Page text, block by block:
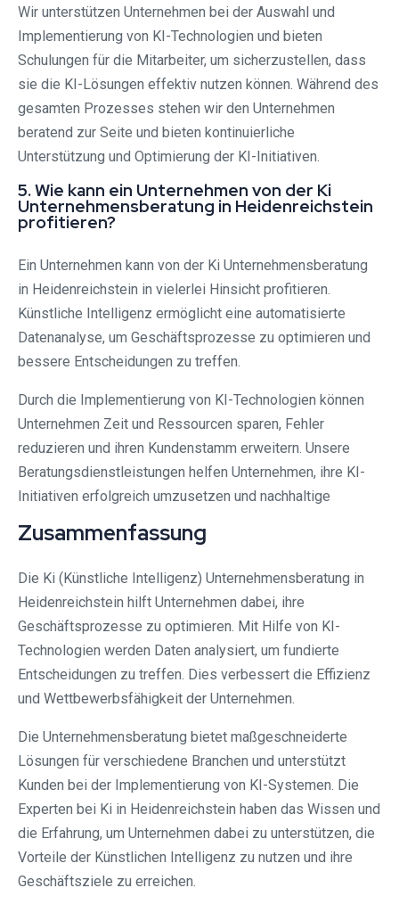
Wir unterstützen Unternehmen bei der Auswahl und
Implementierung von KI-Technologien und bieten
Schulungen für die Mitarbeiter, um sicherzustellen, dass
sie die KI-Lösungen effektiv nutzen können. Während des
gesamten Prozesses stehen wir den Unternehmen
beratend zur Seite und bieten kontinuierliche
Unterstützung und Optimierung der KI-Initiativen.
5. Wie kann ein Unternehmen von der Ki
Unternehmensberatung in Heidenreichstein
profitieren?
Ein Unternehmen kann von der Ki Unternehmensberatung
in Heidenreichstein in vielerlei Hinsicht profitieren.
Künstliche Intelligenz ermöglicht eine automatisierte
Datenanalyse, um Geschäftsprozesse zu optimieren und
bessere Entscheidungen zu treffen.
Durch die Implementierung von KI-Technologien können
Unternehmen Zeit und Ressourcen sparen, Fehler
reduzieren und ihren Kundenstamm erweitern. Unsere
Beratungsdienstleistungen helfen Unternehmen, ihre KI-
Initiativen erfolgreich umzusetzen und nachhaltige
Zusammenfassung
Die Ki (Künstliche Intelligenz) Unternehmensberatung in
Heidenreichstein hilft Unternehmen dabei, ihre
Geschäftsprozesse zu optimieren. Mit Hilfe von KI-
Technologien werden Daten analysiert, um fundierte
Entscheidungen zu treffen. Dies verbessert die Effizienz
und Wettbewerbsfähigkeit der Unternehmen.
Die Unternehmensberatung bietet maßgeschneiderte
Lösungen für verschiedene Branchen und unterstützt
Kunden bei der Implementierung von KI-Systemen. Die
Experten bei Ki in Heidenreichstein haben das Wissen und
die Erfahrung, um Unternehmen dabei zu unterstützen, die
Vorteile der Künstlichen Intelligenz zu nutzen und ihre
Geschäftsziele zu erreichen.